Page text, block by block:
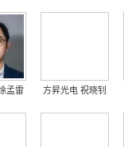
孟雷 方昇光电 祝晓钊